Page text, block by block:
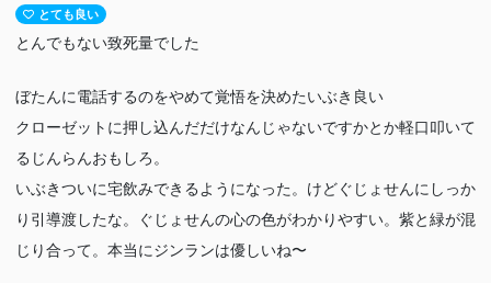
とても良い
とんでもない致死量でした
ぼたんに電話するのをやめて覚悟を決めたいぶき良い
クローゼットに押し込んだだけなんじゃないですかとか軽口叩いて
るじんらんおもしろ。
いぶきついに宅飲みできるようになった。けどぐじょせんにしっか
り引導渡したな。ぐじょせんの心の色がわかりやすい。紫と緑が混
じり合って。本当にジンランは優しいね〜